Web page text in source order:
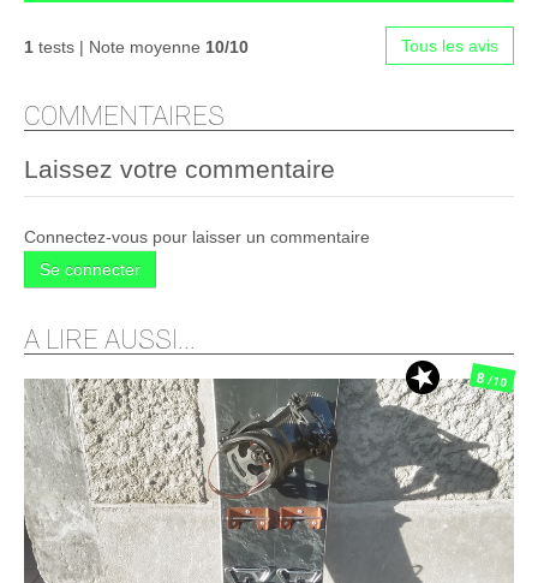
1 tests | Note moyenne 10/10 Tous les avis
COMMENTAIRES
Laissez votre commentaire
Connectez-vous pour laisser un commentaire
Se connecter
A LIRE AUSSI...
8/10